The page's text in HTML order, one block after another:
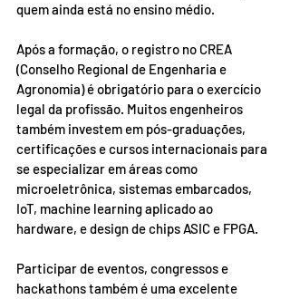
quem ainda está no ensino médio.
Após a formação, o registro no CREA
(Conselho Regional de Engenharia e
Agronomia) é obrigatório para o exercício
legal da profissão. Muitos engenheiros
também investem em pós-graduações,
certificações e cursos internacionais para
se especializar em áreas como
microeletrônica, sistemas embarcados,
IoT, machine learning aplicado ao
hardware, e design de chips ASIC e FPGA.
Participar de eventos, congressos e
hackathons também é uma excelente